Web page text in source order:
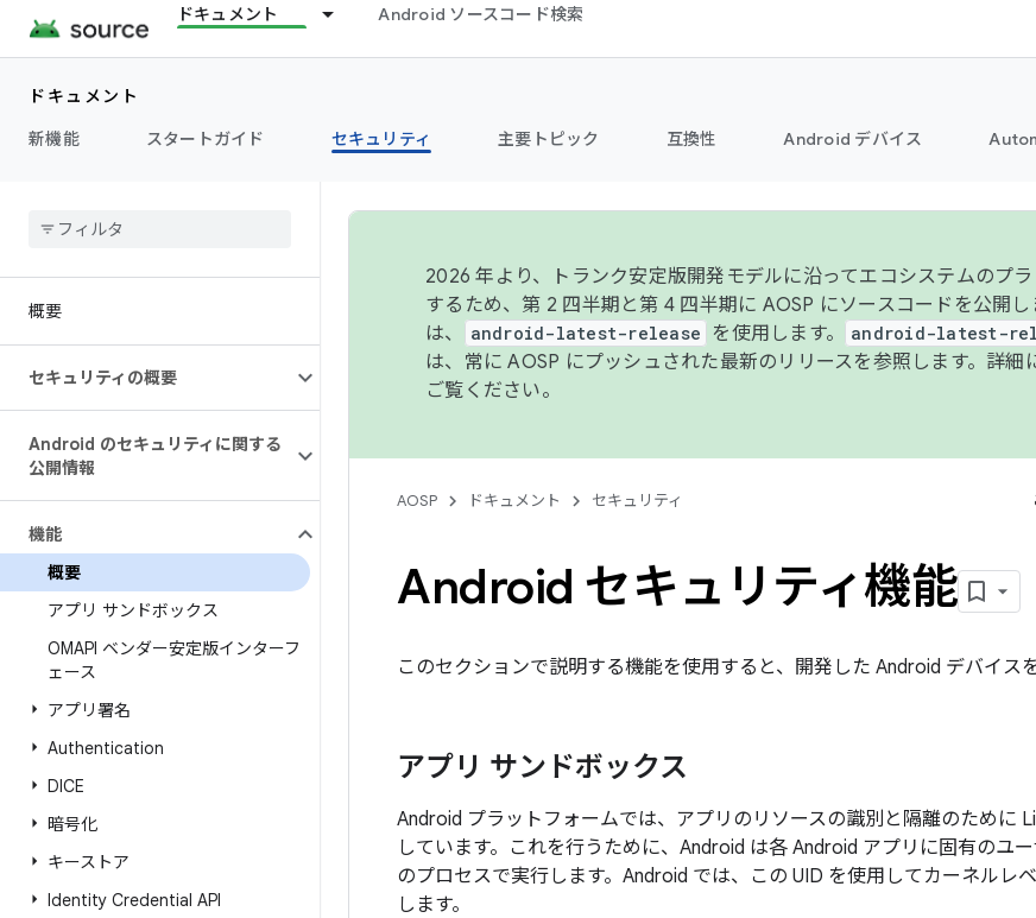
ドキュメント Android ソースコード検索
ドキュメント
新機能
スタートガイド セキュリティ 主要トピック 互換性 Android デバイス
概要
セキュリティの概要
Android のセキュリティに関する
公開情報
機能
概要
アプリ サンドボックス
OMAPI ベンダー安定版インターフ
ェース
アプリ署名
Authentication
DICE
暗号化
キーストア
Identity Credential API
2026 年より、トランク安定版開発モデルに沿ってエコシステムのプ
するため、第 2 四半期と第 4 四半期に AOSP にソースコードを公開
は、
android-latest-release を使用します。 android-latest-
は、常に AOSP にプッシュされた最新のリリースを参照します。詳細
ご覧ください。
AOSP ドキュメント セキュリティ
Android セキュリティ機能
このセクションで説明する機能を使用すると、開発した Android デバイス
アプリ サンドボックス
Android プラットフォームでは、アプリのリソースの識別と隔離のために
しています。これを行うために、Android は各 Android アプリに固有のユ
のプロセスで実行します。Android では、この UID を使用してカーネルレ
します。